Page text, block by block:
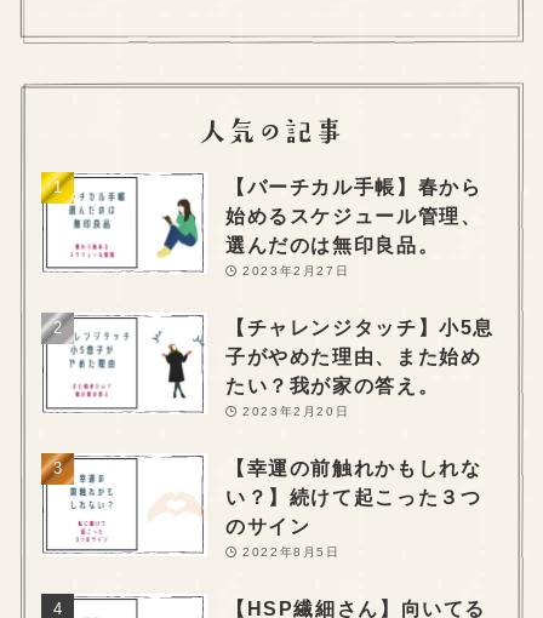
【バーチカル手帳】春から
始めるスケジュール管理、
選んだのは無印良品。
2023年2月27日
【チャレンジタッチ】小5息
子がやめた理由、また始め
たい？我が家の答え。
2023年2月20日
【幸運の前触れかもしれな
い？】続けて起こった３つ
のサイン
2022年8月5日
【HSP繊細さん】向いてる